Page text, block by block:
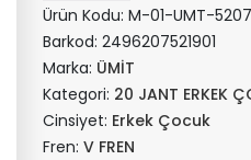
Ürün Kodu: M-01-UMT-
Barkod: 2496207521901
Marka: ÜMİT
Kategori: 20 JANT ERKEK
Cinsiyet: Erkek Çocuk
Fren: V FREN